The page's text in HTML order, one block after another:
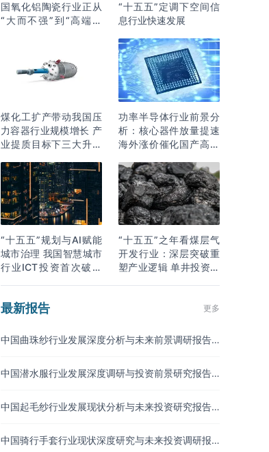
国氧化铝陶瓷行业正从
“大而不强”到“高端突
“十五五”定调下空间信
息行业快速发展
煤化工扩产带动我国压
力容器行业规模增长 产
业提质目标下三大升级
功率半导体行业前景分
析：核心器件放量提速
海外涨价催化国产高端
“十五五”规划与AI赋能
城市治理 我国智慧城市
行业ICT投资首次破万
“十五五”之年看煤层气
开发行业：深层突破重
塑产业逻辑 单井投资成
最新报告 更多
中国曲珠纱行业发展深度分析与未来前景调研报告
中国潜水服行业发展深度调研与投资前景研究报告
中国起毛纱行业发展现状分析与未来投资研究报告
中国骑行手套行业现状深度研究与未来投资调研报